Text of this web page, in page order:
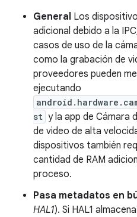
General Los
adicional debido a la
casos de uso de la
como la grabación de
proveedores pueden
ejecutando
st y la app de Cámara
de video de alta
dispositivos también
cantidad de RAM
proceso.
Pasa metadatos en
HAL1). Si HAL1